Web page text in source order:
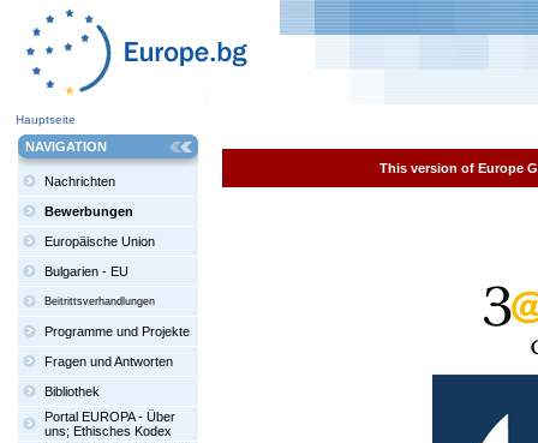
Hauptseite
NAVIGATION
Nachrichten
Bewerbungen
Europäische Union
Bulgarien - EU
Beitrittsverhandlungen
Programme und Projekte
Fragen und Antworten
Bibliothek
Portal EUROPA - Über
uns; Ethisches Kodex
This version of Europe